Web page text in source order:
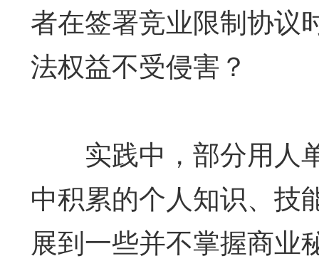
者在签署竞业限制协议
法权益不受侵害？
实践中，部分用人
中积累的个人知识、技
展到一些并不掌握商业